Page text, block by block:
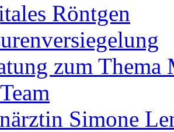
Röntgen
zum Thema
Simone